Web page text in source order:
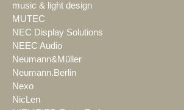
music & light design
MUTEC
NEC Display Solutions
NEEC Audio
Neumann&Müller
Neumann.Berlin
Nexo
NicLen